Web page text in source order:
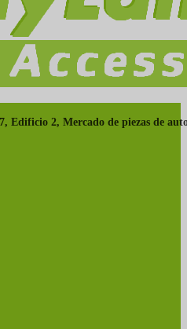
Edificio 2, Mercado de piezas de